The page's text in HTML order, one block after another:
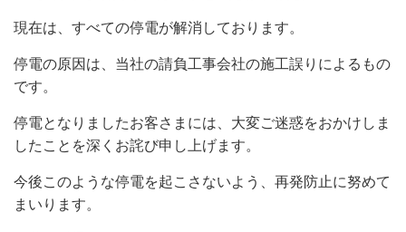
現在は、すべての停電が解消しております。
停電の原因は、当社の請負工事会社の施工誤りによるもの
です。
停電となりましたお客さまには、大変ご迷惑をおかけしま
したことを深くお詫び申し上げます。
今後このような停電を起こさないよう、再発防止に努めて
まいります。